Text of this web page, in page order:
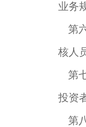
业务
第
核人
第
投资
第